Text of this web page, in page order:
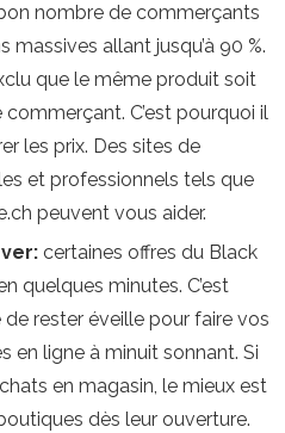
nombre de commerçants
allant jusqu’à 90 %.
que le même produit soit
C’est pourquoi il
les prix. Des sites de
et professionnels tels que
peuvent vous aider.
certaines offres du Black
quelques minutes. C’est
rester éveille pour faire vos
en ligne à minuit sonnant. Si
en magasin, le mieux est
dès leur ouverture.